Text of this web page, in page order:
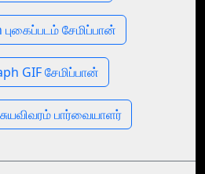
சேமிப்பான்
GIF சேமிப்பான்
பார்வையாளர்